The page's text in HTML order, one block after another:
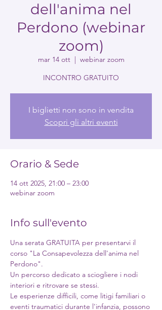
dell'anima nel
Perdono (webinar
zoom)
mar 14 ott
  |
webinar zoom
I biglietti non sono in vendita
Scopri gli altri eventi
Orario & Sede
14 ott 2025, 21:00 – 23:00
webinar zoom
Info sull'evento
Una serata GRATUITA per presentarvi il
corso "La Consapevolezza dell'anima nel
Perdono".
Un percorso dedicato a sciogliere i nodi
interiori e ritrovare se stessi.
Le esperienze difficili, come litigi familiari o
eventi traumatici durante l'infanzia, possono